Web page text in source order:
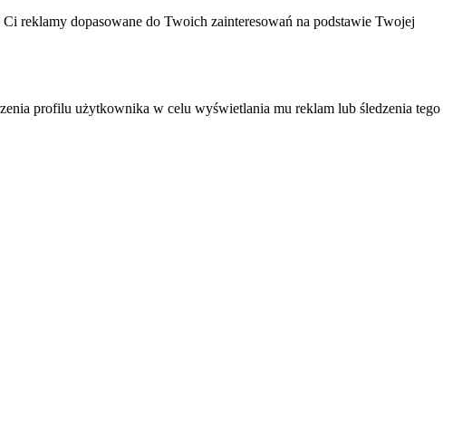
reklamy dopasowane do Twoich zainteresowań na podstawie Twojej
profilu użytkownika w celu wyświetlania mu reklam lub śledzenia tego